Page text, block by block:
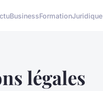
BusinessFormationJuridique
légales